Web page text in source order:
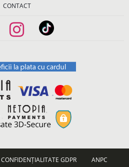
CONTACT
CONFIDENȚIALITATE GDPR
ANPC